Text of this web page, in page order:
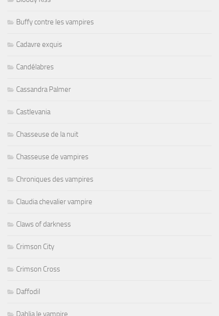
Buffy contre les vampires
Cadavre exquis
Candélabres
Cassandra Palmer
Castlevania
Chasseuse de la nuit
Chasseuse de vampires
Chroniques des vampires
Claudia chevalier vampire
Claws of darkness
Crimson City
Crimson Cross
Daffodil
Dahlia le vampire